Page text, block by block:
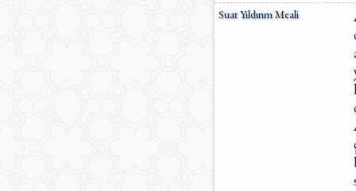
Suat Yıldırım Meali